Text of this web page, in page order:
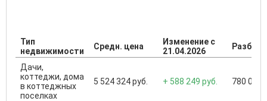
Тип
недвижимости
Средн. цена
Изменение с
21.04.2026
Дачи,
коттеджи, дома
в коттеджных
поселках
5 524 324 руб. + 588 249 руб. 780 000